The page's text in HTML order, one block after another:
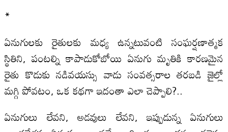
*
ఏనుగులకు రైతులకు మధ్య ఉన్నటువంటి సంఘర్షణాత్మక
స్థితిని, పంటల్ని కాపాడుకోబోయి ఏనుగు మృతికి కారణమైన
రైతు కొడుకు నడివయస్సు వాడు సంవత్సరాల తరబడి జైల్లో
మగ్గి పోవటం, ఒక కథగా ఇదంతా ఎలా చెప్పాలి?..
ఏనుగులు లేవని, అడవులు లేవని, ఇప్పుడున్న ఏనుగులు